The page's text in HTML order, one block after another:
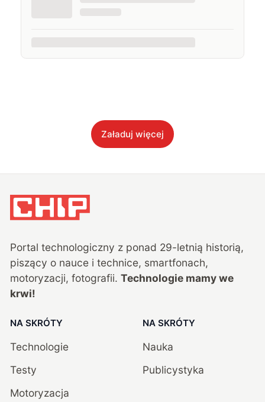
Załaduj więcej
Portal technologiczny z ponad 29-letnią historią,
piszący o nauce i technice, smartfonach,
motoryzacji, fotografii. Technologie mamy we
krwi!
NA SKRÓTY
Technologie
Testy
Motoryzacja
NA SKRÓTY
Nauka
Publicystyka